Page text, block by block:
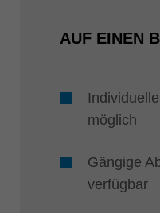
AUF EINEN
möglich
Gängige
verfügbar